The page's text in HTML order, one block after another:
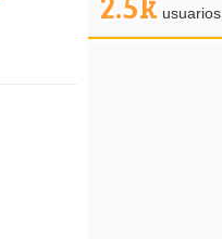
usuarios